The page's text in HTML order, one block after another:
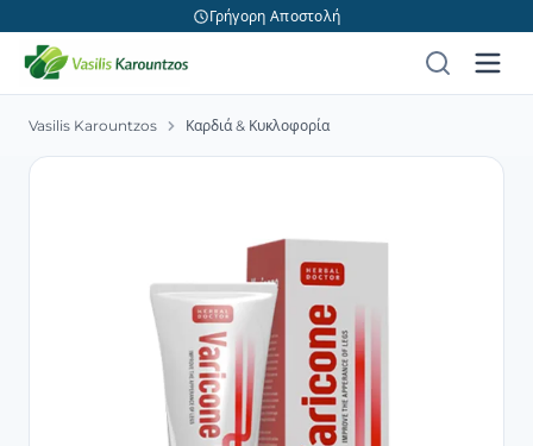
Γρήγορη Αποστολή
Vasilis Karountzos Καρδιά & Κυκλοφορία